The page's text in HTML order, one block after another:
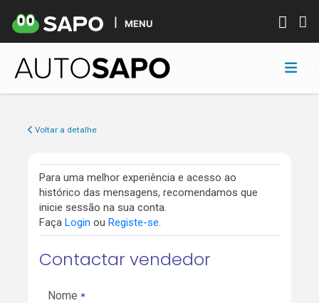
MENU
Voltar a detalhe
Para uma melhor experiência e acesso ao
histórico das mensagens, recomendamos que
inicie sessão na sua conta.
Faça Login ou Registe-se.
Contactar vendedor
Nome